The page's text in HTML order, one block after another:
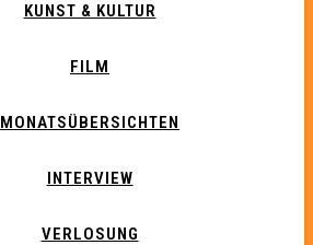
KUNST & KULTUR
FILM
MONATSÜBERSICHTEN
INTERVIEW
VERLOSUNG